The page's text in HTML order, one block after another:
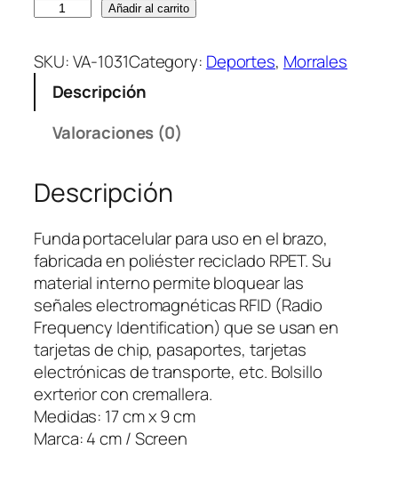
n
d
t
a
c
e
l
u
l
a
r
S
p
o
Añadir al carrito
SKU:VA-1031Category: Deportes, Morrales
Descripción
Valoraciones (0)
Descripción
Funda portacelular para uso en el brazo,
fabricada en poliéster reciclado RPET. Su
material interno permite bloquear las
señales electromagnéticas RFID (Radio
Frequency Identification) que se usan en
tarjetas de chip, pasaportes, tarjetas
electrónicas de transporte, etc. Bolsillo
exrterior con cremallera.
Medidas: 17 cm x 9 cm
Marca: 4 cm / Screen